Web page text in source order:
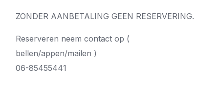
ZONDER AANBETALING GEEN RESERVERING.
Reserveren neem contact op (
bellen/appen/mailen )
06-85455441